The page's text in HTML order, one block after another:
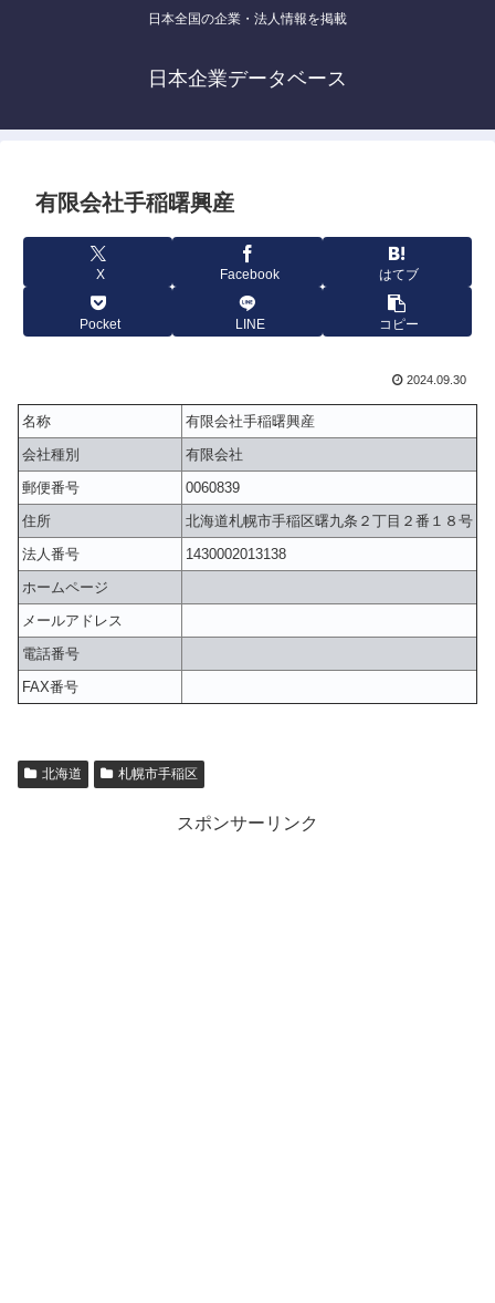
日本全国の企業・法人情報を掲載
日本企業データベース
有限会社手稲曙興産
X Facebook はてブ
Pocket LINE コピー
2024.09.30
名称
有限会社手稲曙興産
会社種別
有限会社
郵便番号
0060839
住所
北海道札幌市手稲区曙九条２丁目２番１８号
法人番号
1430002013138
ホームページ
メールアドレス
電話番号
FAX番号
北海道 札幌市手稲区
スポンサーリンク